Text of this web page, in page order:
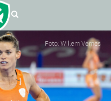
Foto: Willem Vernes